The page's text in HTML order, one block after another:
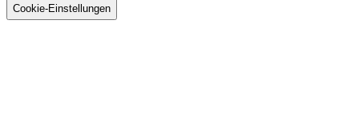
Cookie-Einstellungen